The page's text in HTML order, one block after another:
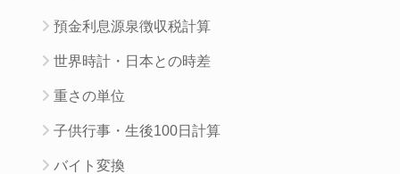
預金利息源泉徴収税計算
世界時計・日本との時差
重さの単位
子供行事・生後100日計算
バイト変換